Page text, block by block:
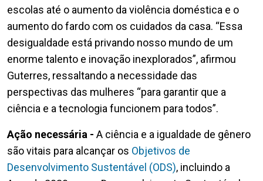
escolas até o aumento da violência doméstica e o
aumento do fardo com os cuidados da casa. “Essa
desigualdade está privando nosso mundo de um
enorme talento e inovação inexplorados”, afirmou
Guterres, ressaltando a necessidade das
perspectivas das mulheres “para garantir que a
ciência e a tecnologia funcionem para todos”.
Ação necessária - A ciência e a igualdade de gênero
são vitais para alcançar os Objetivos de
Desenvolvimento Sustentável (ODS), incluindo a